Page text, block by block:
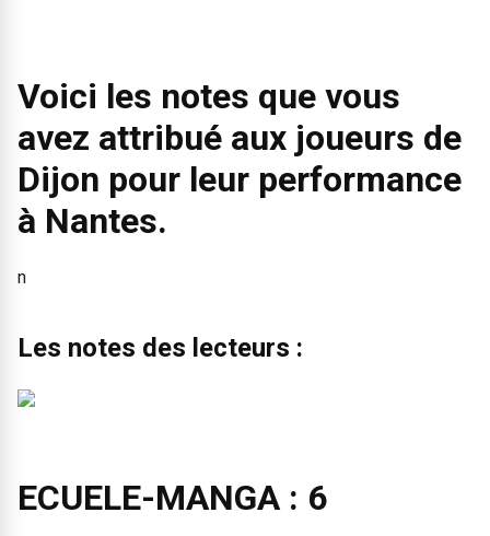
Voici les notes que vous
avez attribué aux joueurs de
Dijon pour leur performance
à Nantes.
n
Les notes des lecteurs :
ECUELE-MANGA : 6